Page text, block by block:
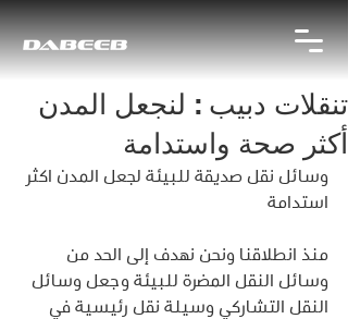
تنقلات دبيب : لنجعل المدن
أكثر صحة واستدامة
وسائل نقل صديقة للبيئة لجعل المدن اكثر
استدامة
منذ انطلاقنا ونحن نهدف إلى الحد من
وسائل النقل المضرة للبيئة وجعل وسائل
النقل التشاركي وسيلة نقل رئيسية في